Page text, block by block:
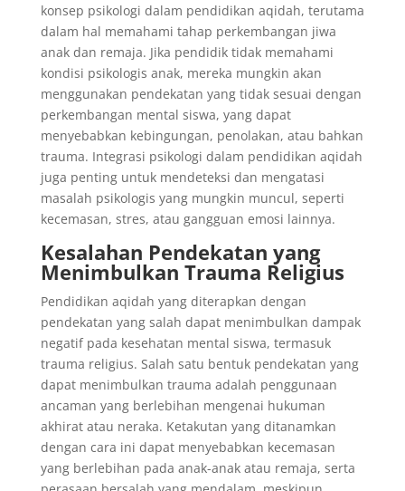
konsep psikologi dalam pendidikan aqidah, terutama
dalam hal memahami tahap perkembangan jiwa
anak dan remaja. Jika pendidik tidak memahami
kondisi psikologis anak, mereka mungkin akan
menggunakan pendekatan yang tidak sesuai dengan
perkembangan mental siswa, yang dapat
menyebabkan kebingungan, penolakan, atau bahkan
trauma. Integrasi psikologi dalam pendidikan aqidah
juga penting untuk mendeteksi dan mengatasi
masalah psikologis yang mungkin muncul, seperti
kecemasan, stres, atau gangguan emosi lainnya.
Kesalahan Pendekatan yang
Menimbulkan Trauma Religius
Pendidikan aqidah yang diterapkan dengan
pendekatan yang salah dapat menimbulkan dampak
negatif pada kesehatan mental siswa, termasuk
trauma religius. Salah satu bentuk pendekatan yang
dapat menimbulkan trauma adalah penggunaan
ancaman yang berlebihan mengenai hukuman
akhirat atau neraka. Ketakutan yang ditanamkan
dengan cara ini dapat menyebabkan kecemasan
yang berlebihan pada anak-anak atau remaja, serta